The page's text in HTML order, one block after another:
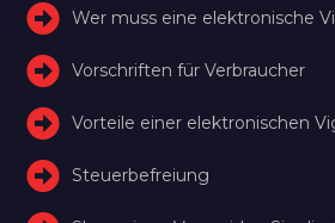
Wer muss eine elektronische
Vorschriften für Verbraucher
Vorteile einer elektronischen
Steuerbefreiung